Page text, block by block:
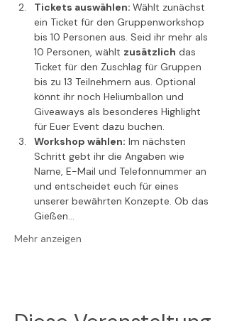
Tickets auswählen: Wählt zunächst
ein Ticket für den Gruppenworkshop
bis 10 Personen aus. Seid ihr mehr als
10 Personen, wählt zusätzlich das
Ticket für den Zuschlag für Gruppen
bis zu 13 Teilnehmern aus. Optional
könnt ihr noch Heliumballon und
Giveaways als besonderes Highlight
für Euer Event dazu buchen.
Workshop wählen: Im nächsten
Schritt gebt ihr die Angaben wie
Name, E-Mail und Telefonnummer an
und entscheidet euch für eines
unserer bewährten Konzepte. Ob das
Gießen…
Mehr anzeigen